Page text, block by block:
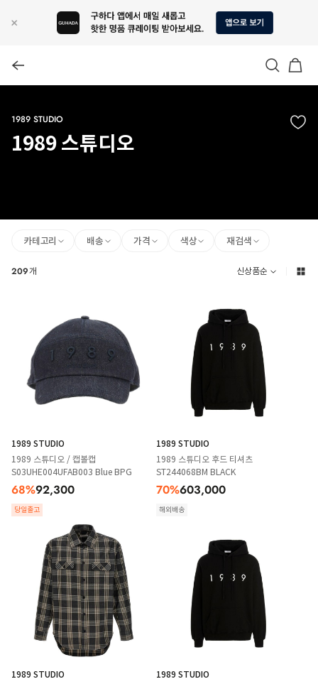
1989 STUDIO
1989 스튜디오
카테고리 배송 가격 색상 재검색
209개 신상품순
1989 STUDIO
1989 스튜디오 / 캡볼캡
S03UHE004UFAB003 Blue BPG
68%92,300
당일출고
1989 STUDIO
1989 스튜디오 후드 티셔츠
ST244068BM BLACK
70%603,000
해외배송
1989 STUDIO
1989 STUDIO